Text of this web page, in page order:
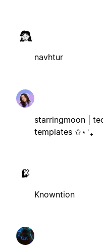
navhtur
starringmoon |
templates ✩⋆⁺₊
Knowntion